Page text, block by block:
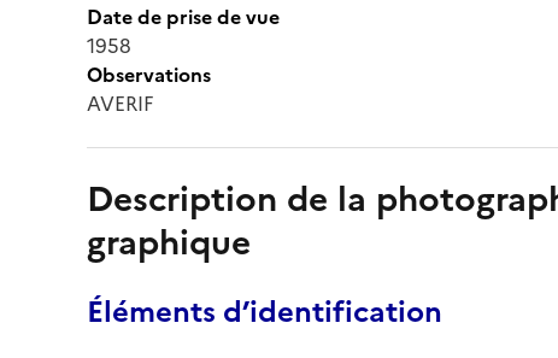
Date de prise de vue
1958
Observations
AVERIF
Description de la
graphique
Éléments d’identification